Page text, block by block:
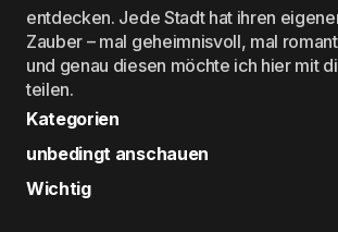
entdecken. Jede Stadt hat ihren
Zauber – mal geheimnisvoll, mal
und genau diesen möchte ich hier mit
teilen.
Kategorien
unbedingt anschauen
Wichtig